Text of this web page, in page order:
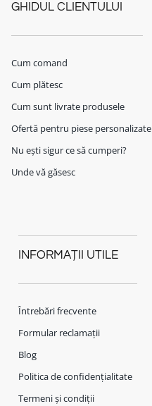
GHIDUL CLIENTULUI
Cum comand
Cum plătesc
Cum sunt livrate produsele
Ofertă pentru piese personalizate
Nu ești sigur ce să cumperi?
Unde vă găsesc
INFORMAȚII UTILE
Întrebări frecvente
Formular reclamații
Blog
Politica de confidențialitate
Termeni și condiții